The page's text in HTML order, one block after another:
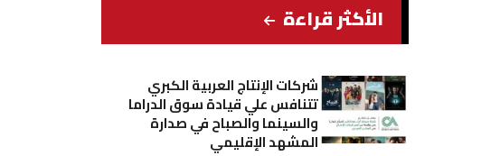
الأكثر قراءة
شركات الإنتاج العربية الكبري
تتنافس علي قيادة سوق الدراما
والسينما والصباح في صدارة
المشهد الإقليمي